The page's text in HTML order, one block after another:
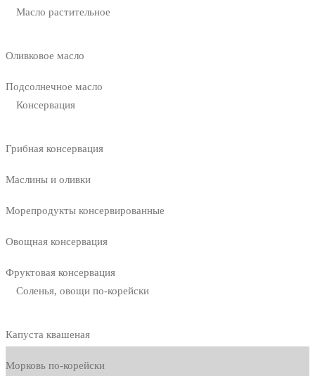
Масло растительное
Оливковое масло
Подсолнечное масло
Консервация
Грибная консервация
Маслины и оливки
Морепродукты консервированные
Овощная консервация
Фруктовая консервация
Соленья, овощи по-корейски
Капуста квашеная
Морковь по-корейски